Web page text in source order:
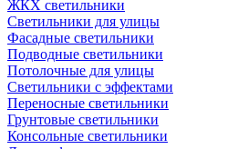
ЖКХ светильники
Светильники для улицы
Фасадные светильники
Подводные светильники
Потолочные для улицы
Светильники с эффектами
Переносные светильники
Грунтовые светильники
Консольные светильники